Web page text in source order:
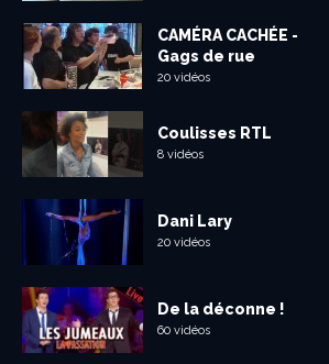
CAMÉRA CACHÉE -
Gags de rue
20 vidéos
Coulisses RTL
8 vidéos
Dani Lary
20 vidéos
De la déconne !
60 vidéos